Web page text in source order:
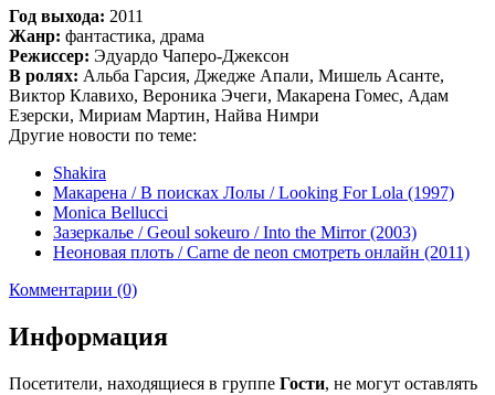
Год выхода: 2011
Жанр: фантастика, драма
Режиссер: Эдуардо Чаперо-Джексон
В ролях: Альба Гарсия, Джедже Апали, Мишель Асанте,
Виктор Клавихо, Вероника Эчеги, Макарена Гомес, Адам
Езерски, Мириам Мартин, Найва Нимри
Другие новости по теме:
Shakira
Макарена / В поисках Лолы / Looking For Lola (1997)
Monica Bellucci
Зазеркалье / Geoul sokeuro / Into the Mirror (2003)
Неоновая плоть / Carne de neon смотреть онлайн (2011)
Комментарии (0)
Информация
Посетители, находящиеся в группе Гости, не могут оставлять